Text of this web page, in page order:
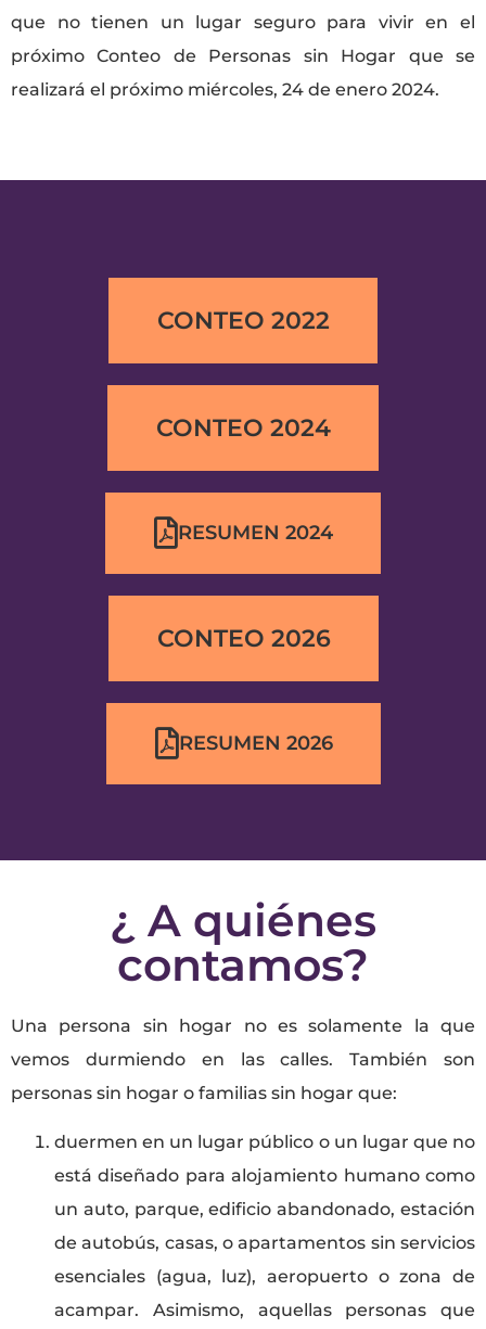
que no tienen un lugar seguro para vivir en el
próximo Conteo de Personas sin Hogar que se
realizará el próximo miércoles, 24 de enero 2024.
CONTEO 2022
CONTEO 2024
RESUMEN 2024
CONTEO 2026
RESUMEN 2026
¿ A quiénes
contamos?
Una persona sin hogar no es solamente la que
vemos durmiendo en las calles. También son
personas sin hogar o familias sin hogar que:
duermen en un lugar público o un lugar que no
está diseñado para alojamiento humano como
un auto, parque, edificio abandonado, estación
de autobús, casas, o apartamentos sin servicios
esenciales (agua, luz), aeropuerto o zona de
acampar. Asimismo, aquellas personas que